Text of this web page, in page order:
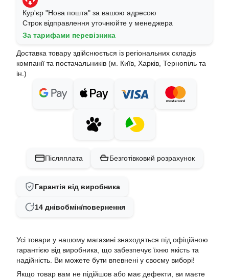
Кур'єр "Нова пошта" за вашою адресою
Строк відправлення уточнюйте у менеджера
За тарифами перевізника
Доставка товару здійснюється із регіональних складів
компанії та постачальників (м. Київ, Харків, Тернопіль та
ін.)
Післяплата Безготівковий розрахунок
Гарантія від виробника
14 днівобмін/повернення
Усі товари у нашому магазині знаходяться під офіційною
гарантією від виробника, що забезпечує їхню якість та
надійність. Ви можете бути впевнені у своєму виборі!
Якщо товар вам не підійшов або має дефекти, ви маєте